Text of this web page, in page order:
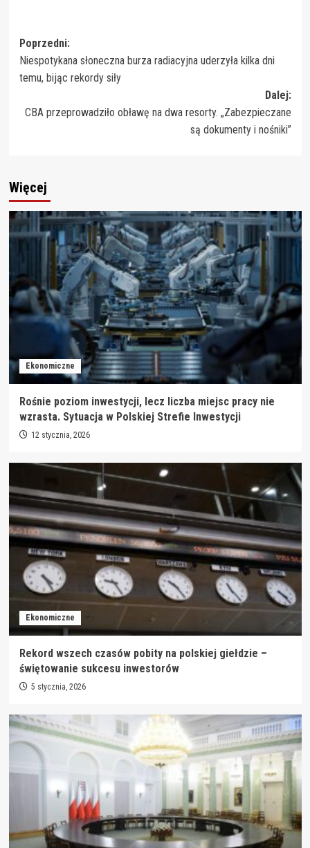
Zobacz
wpisy
Poprzedni:
Niespotykana słoneczna burza radiacyjna uderzyła kilka dni
temu, bijąc rekordy siły
Dalej:
CBA przeprowadziło obławę na dwa resorty. „Zabezpieczane
są dokumenty i nośniki”
Więcej
Ekonomiczne
Rośnie poziom inwestycji, lecz liczba miejsc pracy nie
wzrasta. Sytuacja w Polskiej Strefie Inwestycji
12 stycznia, 2026
Ekonomiczne
Rekord wszech czasów pobity na polskiej giełdzie –
świętowanie sukcesu inwestorów
5 stycznia, 2026